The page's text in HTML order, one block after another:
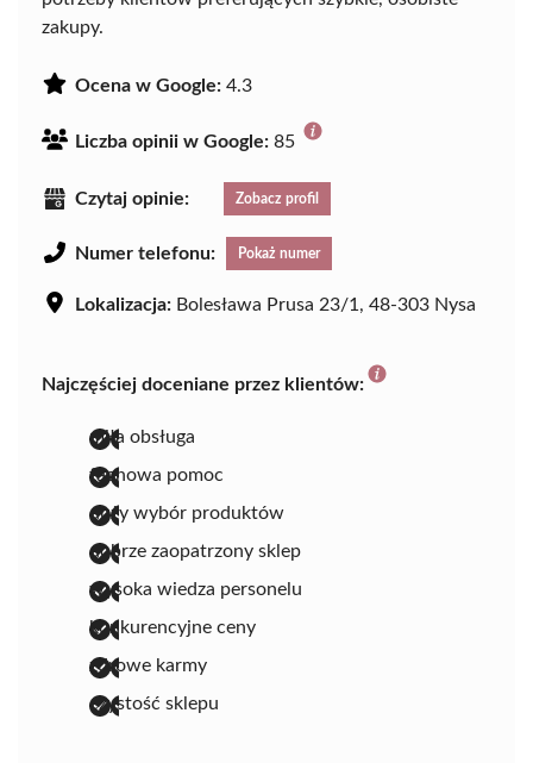
zakupy.
Ocena w Google: 4.3
Liczba opinii w Google: 85
Czytaj opinie: Zobacz profil
Numer telefonu: Pokaż numer
Lokalizacja: Bolesława Prusa 23/1, 48-303 Nysa
Najczęściej doceniane przez klientów:
miła obsługa
fachowa pomoc
duży wybór produktów
dobrze zaopatrzony sklep
wysoka wiedza personelu
konkurencyjne ceny
zdrowe karmy
czystość sklepu